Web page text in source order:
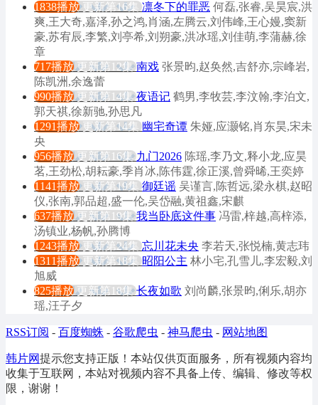
1838播放 更新第16集 凛冬下的罪恶 何磊,张睿,吴昊宸,洪
爽,王大奇,嘉泽,孙之鸿,肖涵,左腾云,刘伟峰,王心嫚,窦新
豪,苏宥辰,李繁,刘亭希,刘朔豪,洪冰瑶,刘佳萌,李蒲赫,徐
章
717播放 更新第12集 南戏 张景昀,赵奂然,吉舒亦,宗峰岩,
陈凯洲,余逸蕾
990播放 更新第14集 夜语记 鹤男,李牧芸,李汶翰,李泊文,
郭天祺,徐新驰,孙思凡
1291播放 更新第14集 幽宅奇谭 朱娅,应灏铭,肖东昊,宋未
央
956播放 更新第16集 九门2026 陈瑶,李乃文,释小龙,应昊
茗,王劲松,胡耘豪,季肖冰,陈伟霆,徐正溪,曾舜晞,王奕婷
1141播放 更新第19集 御廷谣 吴谨言,陈哲远,梁永棋,赵昭
仪,张南,郭品超,盛一伦,吴岱融,黄祖鑫,宋麒
637播放 更新第19集 我当卧底这件事 冯雷,梓越,高梓添,
汤镇业,杨帆,孙腾博
1243播放 更新第24集 忘川花未央 李若天,张悦楠,黄志玮
1311播放 更新第18集 昭阳公主 林小宅,孔雪儿,李宏毅,刘
旭威
825播放 更新第18集 长夜如歌 刘尚麟,张景昀,俐乐,胡亦
瑶,汪子夕
RSS订阅 - 百度蜘蛛 - 谷歌爬虫 - 神马爬虫 - 网站地图
韩片网提示您支持正版！本站仅供页面服务，所有视频内容均
收集于互联网，本站对视频内容不具备上传、编辑、修改等权
限，谢谢！